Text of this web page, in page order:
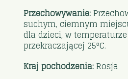
Przechowywanie:
suchym, ciemnym
dla dzieci, w
przekraczającej 25°C.
Kraj pochodzenia: Rosja